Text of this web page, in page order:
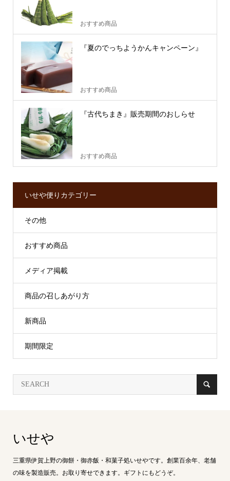
おすすめ商品
『夏のでっちようかんキャンペーン』
おすすめ商品
『古代ちまき』販売期間のおしらせ
おすすめ商品
いせや便りカテゴリー
その他
おすすめ商品
メディア掲載
商品の召しあがり方
新商品
期間限定
いせや
三重県伊賀上野の御餅・御赤飯・和菓子処いせやです。創業百余年、老舗
の味を製造販売。お取り寄せできます。ギフトにもどうぞ。